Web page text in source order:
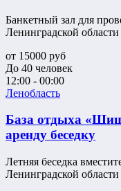
Банкетный зал для
Ленинградской области
от 15000 руб
До 40 человек
12:00 - 00:00
Ленобласть
База отдыха
аренду беседку
Летняя беседка
Ленинградской